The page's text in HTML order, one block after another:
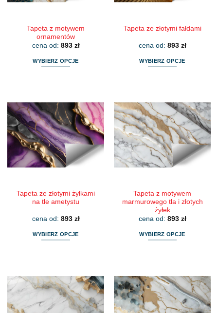
Tapeta z motywem
ornamentów
cena od: 893 zł
WYBIERZ OPCJE
wiele
wariantów.
Opcje
można
wybrać
na
stronie
Tapeta ze złotymi fałdami
cena od: 893 zł
WYBIERZ OPCJE
wiele
wariantów.
Opcje
można
wybrać
na
stronie
Tapeta ze złotymi żyłkami
na tle ametystu
cena od: 893 zł
WYBIERZ OPCJE
wiele
wariantów.
Opcje
można
Tapeta z motywem
marmurowego tła i złotych
żyłek
cena od: 893 zł
WYBIERZ OPCJE
wiele
wariantów.
Opcje
można